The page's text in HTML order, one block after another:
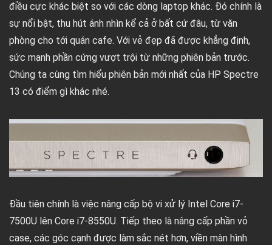
điều cực khác biệt so với các dòng laptop khác. Đó chính là
sự nổi bật, thu hút ánh nhìn kể cả ở bất cứ đâu, từ văn
phòng cho tới quán cafe. Với vẻ đẹp đã được khẳng định,
sức mạnh phần cứng vượt trội từ những phiên bản trước.
Chúng ta cùng tìm hiểu phiên bản mới nhất của HP Spectre
13 có điểm gì khác nhé.
Đầu tiên chính là việc nâng cấp bộ vi xử lý Intel Core i7-
7500U lên Core i7-8550U. Tiếp theo là nâng cấp phần vỏ
case, các góc cạnh được làm sắc nét hơn, viền màn hình